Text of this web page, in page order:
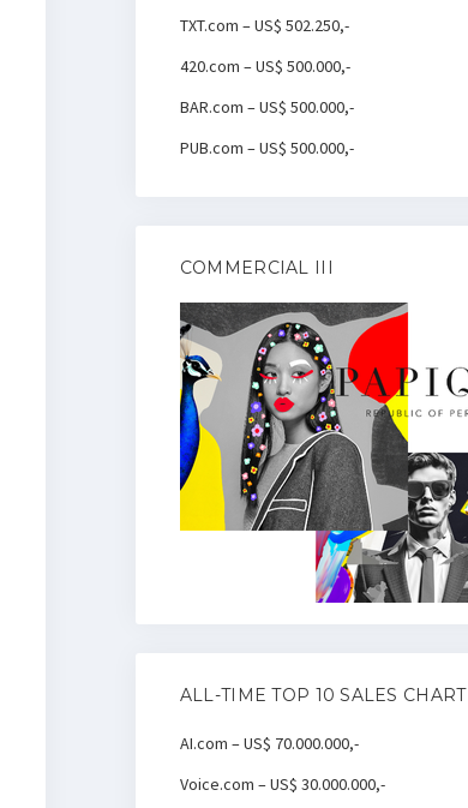
TXT.com – US$ 502.250,-
420.com – US$ 500.000,-
BAR.com – US$ 500.000,-
PUB.com – US$ 500.000,-
COMMERCIAL III
ALL-TIME TOP 10 SALES CHART
AI.com – US$ 70.000.000,-
Voice.com – US$ 30.000.000,-